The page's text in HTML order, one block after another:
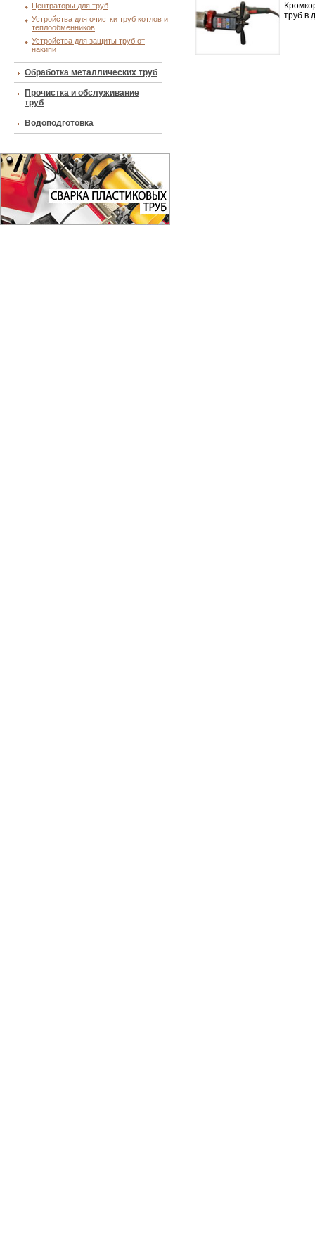
Центраторы для труб
Устройства для очистки труб котлов и
теплообменников
Устройства для защиты труб от
накипи
Обработка металлических труб
Прочистка и обслуживание
труб
Водоподготовка
труб в